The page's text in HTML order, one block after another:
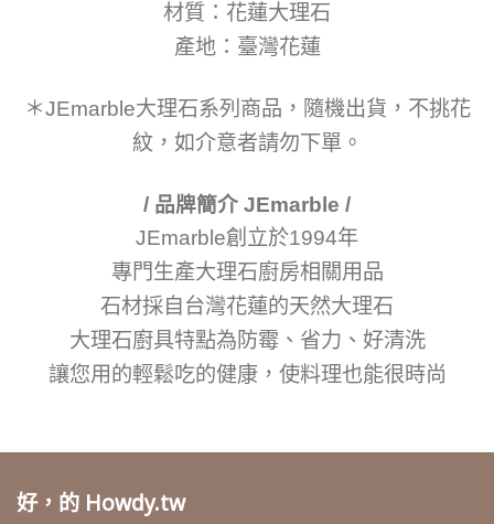
材質：花蓮大理石
產地：臺灣花蓮
＊JEmarble大理石系列商品，隨機出貨，不挑花
紋，如介意者請勿下單。
/ 品牌簡介 JEmarble /
JEmarble創立於1994年
專門生產大理石廚房相關用品
石材採自台灣花蓮的天然大理石
大理石廚具特點為防霉、省力、好清洗
讓您用的輕鬆吃的健康，使料理也能很時尚
好，的 Howdy.tw